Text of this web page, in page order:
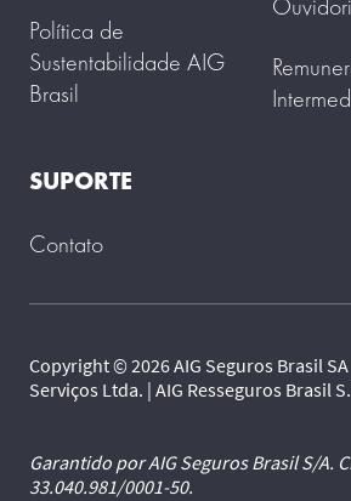
Política de
Sustentabilidade AIG
Brasil
SUPORTE
Contato
Copyright © 2026 AIG Seguros Brasil
Serviços Ltda. | AIG Resseguros Brasil
Garantido por AIG Seguros Brasil S/A.
33.040.981/0001-50.